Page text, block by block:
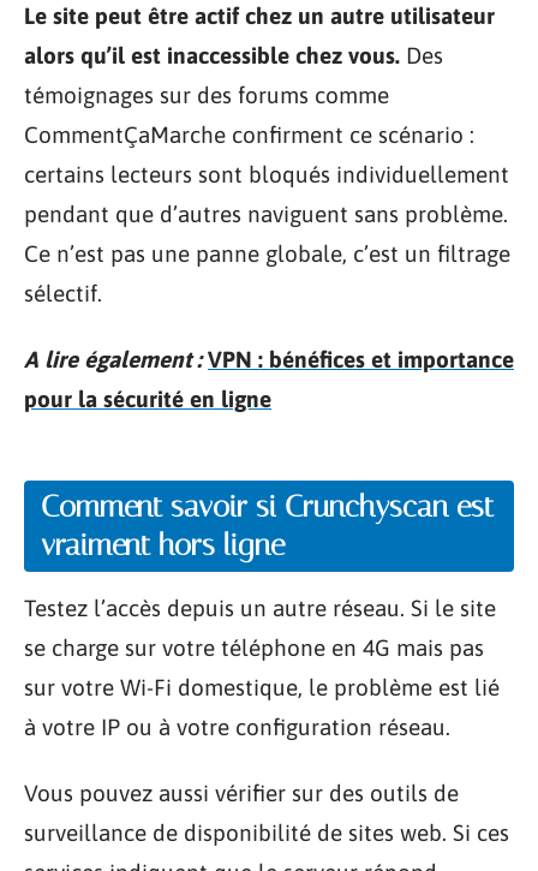
Le site peut être actif chez un autre utilisateur
alors qu’il est inaccessible chez vous. Des
témoignages sur des forums comme
CommentÇaMarche confirment ce scénario :
certains lecteurs sont bloqués individuellement
pendant que d’autres naviguent sans problème.
Ce n’est pas une panne globale, c’est un filtrage
sélectif.
A lire également : VPN : bénéfices et importance
pour la sécurité en ligne
Comment savoir si Crunchyscan est
vraiment hors ligne
Testez l’accès depuis un autre réseau. Si le site
se charge sur votre téléphone en 4G mais pas
sur votre Wi-Fi domestique, le problème est lié
à votre IP ou à votre configuration réseau.
Vous pouvez aussi vérifier sur des outils de
surveillance de disponibilité de sites web. Si ces